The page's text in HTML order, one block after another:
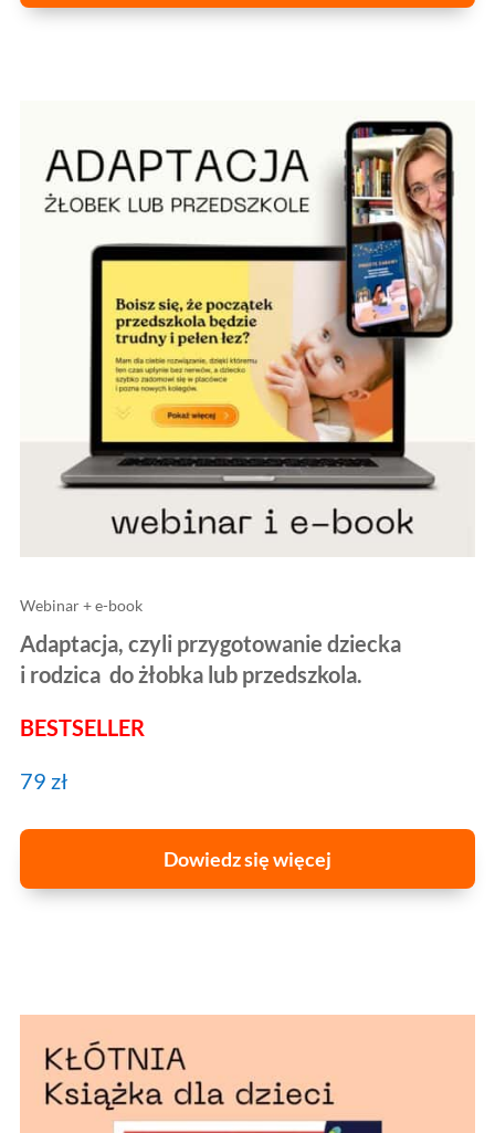
Webinar + e-book
Adaptacja, czyli przygotowanie dziecka
i rodzica do żłobka lub przedszkola.
BESTSELLER
79 zł
Dowiedz się więcej